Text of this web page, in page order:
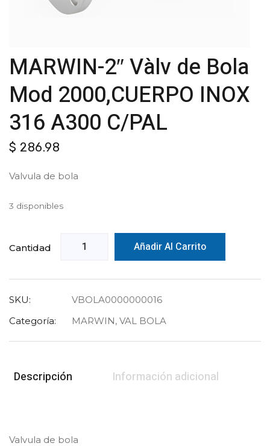
MARWIN-2″ Vàlv de Bola
Mod 2000,CUERPO INOX
316 A300 C/PAL
$ 286.98
Valvula de bola
3 disponibles
Cantidad Añadir Al Carrito
SKU:
VBOLA0000000016
Categoría:
MARWIN, VAL BOLA
Descripción Información adicional
Valvula de bola